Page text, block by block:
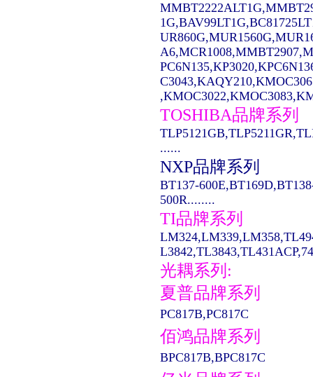
TOSHIBA品牌系列
......
NXP品牌系列
BT137-
500R........
TI品牌系列
光耦系列:
夏普品牌系列
PC817B,PC817C
佰鸿品牌系列
BPC817B,BPC817C